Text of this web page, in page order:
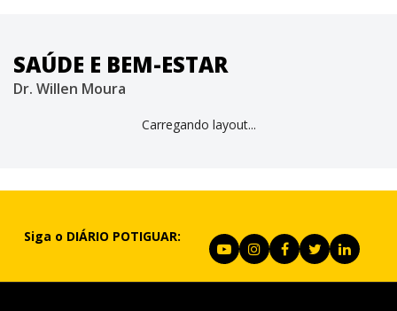
SAÚDE E BEM-ESTAR
Dr. Willen Moura
Carregando layout...
Siga o DIÁRIO POTIGUAR: